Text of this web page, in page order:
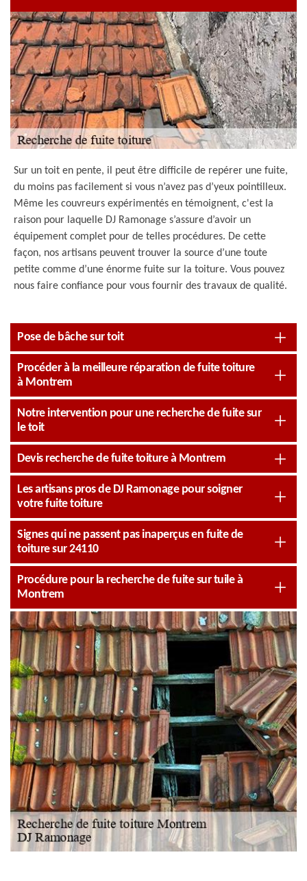
Sur un toit en pente, il peut être difficile de repérer une fuite,
du moins pas facilement si vous n’avez pas d’yeux pointilleux.
Même les couvreurs expérimentés en témoignent, c'est la
raison pour laquelle DJ Ramonage s’assure d’avoir un
équipement complet pour de telles procédures. De cette
façon, nos artisans peuvent trouver la source d’une toute
petite comme d’une énorme fuite sur la toiture. Vous pouvez
nous faire confiance pour vous fournir des travaux de qualité.
Pose de bâche sur toit
Procéder à la meilleure réparation de fuite toiture
à Montrem
Notre intervention pour une recherche de fuite sur
le toit
Devis recherche de fuite toiture à Montrem
Les artisans pros de DJ Ramonage pour soigner
votre fuite toiture
Signes qui ne passent pas inaperçus en fuite de
toiture sur 24110
Procédure pour la recherche de fuite sur tuile à
Montrem